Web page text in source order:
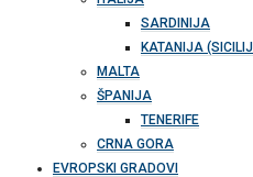
SARDINIJA
KATANIJA
MALTA
ŠPANIJA
TENERIFE
CRNA GORA
EVROPSKI GRADOVI